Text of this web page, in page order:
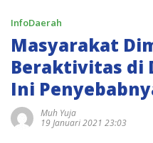
InfoDaerah
Masyarakat
Beraktivitas di
Ini
Muh Yuja
19 Januari 2021 23:03